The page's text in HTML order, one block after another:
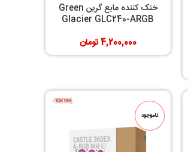
خنک کننده مایع گرین Green
Glacier GLC240-ARGB
4,200,000تومان
ناموجود